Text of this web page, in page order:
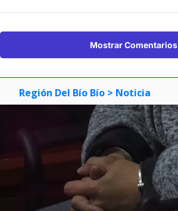
Mostrar Comentarios
Región Del Bío Bío > Noticia